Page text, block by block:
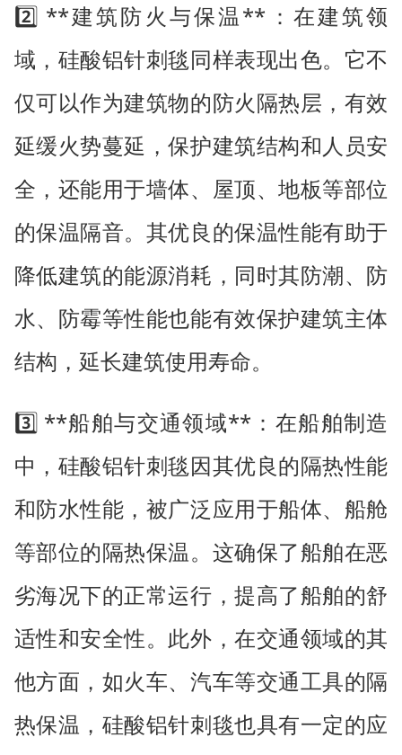
2️⃣ **建筑防火与保温**：在建筑领
域，硅酸铝针刺毯同样表现出色。它不
仅可以作为建筑物的防火隔热层，有效
延缓火势蔓延，保护建筑结构和人员安
全，还能用于墙体、屋顶、地板等部位
的保温隔音。其优良的保温性能有助于
降低建筑的能源消耗，同时其防潮、防
水、防霉等性能也能有效保护建筑主体
结构，延长建筑使用寿命。
3️⃣ **船舶与交通领域**：在船舶制造
中，硅酸铝针刺毯因其优良的隔热性能
和防水性能，被广泛应用于船体、船舱
等部位的隔热保温。这确保了船舶在恶
劣海况下的正常运行，提高了船舶的舒
适性和安全性。此外，在交通领域的其
他方面，如火车、汽车等交通工具的隔
热保温，硅酸铝针刺毯也具有一定的应